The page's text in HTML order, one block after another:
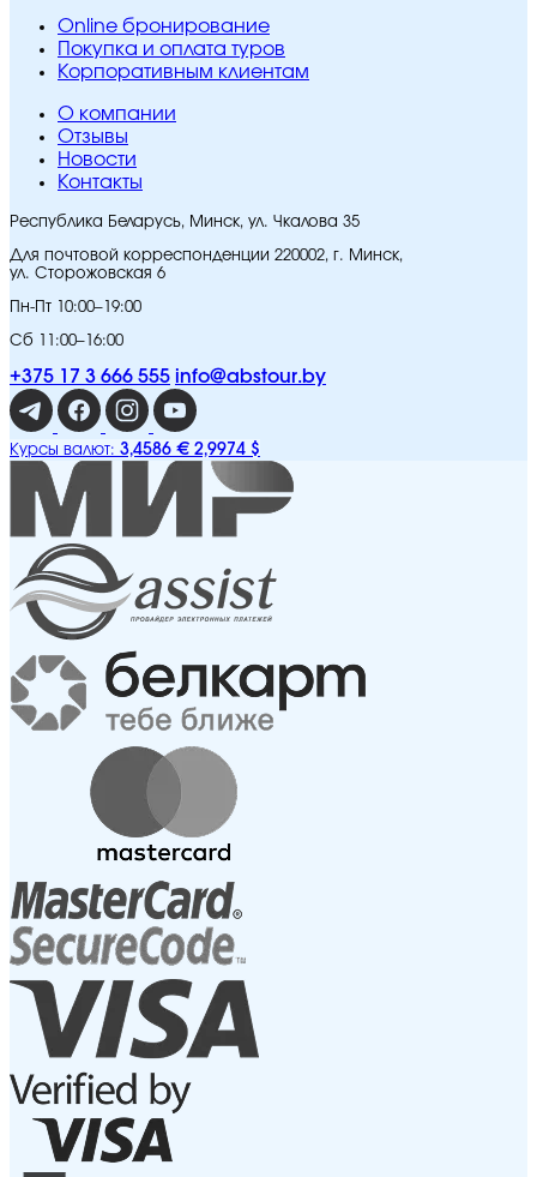
Online бронирование
Покупка и оплата туров
Корпоративным клиентам
O компании
Отзывы
Новости
Контакты
Республика Беларусь, Минск, ул. Чкалова 35
Для почтовой корреспонденции 220002, г. Минск,
ул. Сторожовская 6
Пн-Пт 10:00–19:00
Сб 11:00–16:00
+375 17 3 666 555 info@abstour.by
Курсы валют: 3,4586 € 2,9974 $